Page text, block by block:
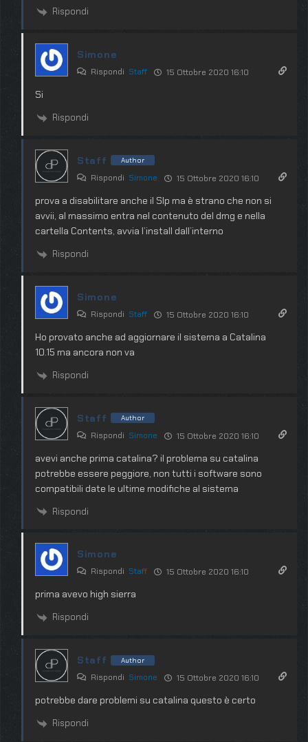
Rispondi
Simone
Rispondi Staff 15 Ottobre 2020 16:10
Si
Rispondi
Staff Author
Rispondi Simone 15 Ottobre 2020 16:10
prova a disabilitare anche il SIp ma è strano che non si
avvii, al massimo entra nel contenuto del dmg e nella
cartella Contents, avvia l’install dall’interno
Rispondi
Simone
Rispondi Staff 15 Ottobre 2020 16:10
Ho provato anche ad aggiornare il sistema a Catalina
10.15 ma ancora non va
Rispondi
Staff Author
Rispondi Simone 15 Ottobre 2020 16:10
avevi anche prima catalina? il problema su catalina
potrebbe essere peggiore, non tutti i software sono
compatibili date le ultime modifiche al sistema
Rispondi
Simone
Rispondi Staff 15 Ottobre 2020 16:10
prima avevo high sierra
Rispondi
Staff Author
Rispondi Simone 15 Ottobre 2020 16:10
potrebbe dare problemi su catalina questo è certo
Rispondi